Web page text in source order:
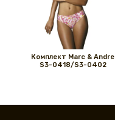
Комплект Marс & Andre
S3-0418/S3-0402